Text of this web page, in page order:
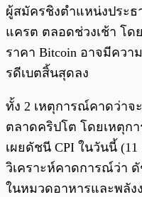
ผู้สมัครชิงตำแหน่งประธ
แครต ตลอดช่วงเช้า โด
ราคา Bitcoin อาจมีควา
รดีเบตสิ้นสุดลง
ทั้ง 2 เหตุการณ์คาดว่าจ
ตลาดคริปโต โดยเหตุก
เผยดัชนี CPI ในวันนี้ (11
วิเคราะห์คาดการณ์ว่า ดั
ในหมวดอาหารและพลัง